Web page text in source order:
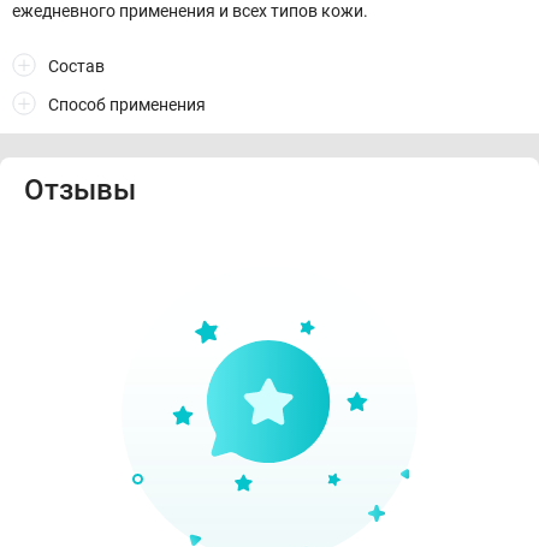
ежедневного применения и всех типов кожи.
Состав
Способ применения
Отзывы